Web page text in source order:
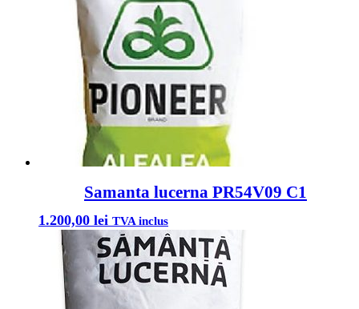
Samanta lucerna PR54V09 C1
1.200,00 lei TVA inclus